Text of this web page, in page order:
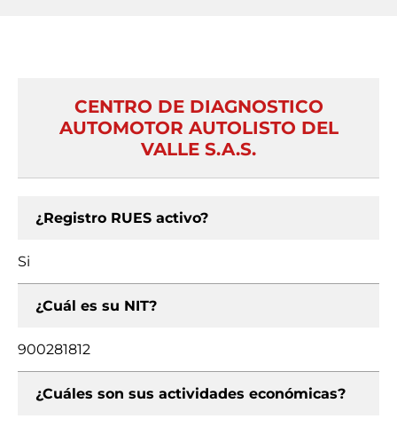
CENTRO DE DIAGNOSTICO
AUTOMOTOR AUTOLISTO DEL
VALLE S.A.S.
¿Registro RUES activo?
Si
¿Cuál es su NIT?
900281812
¿Cuáles son sus actividades económicas?